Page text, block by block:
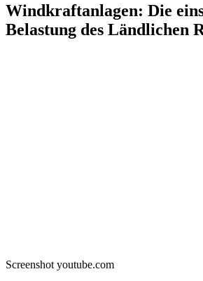
Windkraftanlagen: Die
Belastung des Ländlichen
Screenshot youtube.com